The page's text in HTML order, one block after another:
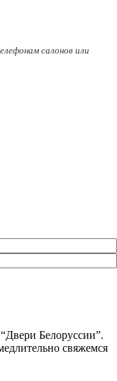
салонов или
Белоруссии”.
свяжемся